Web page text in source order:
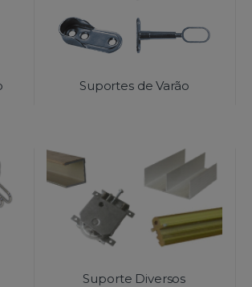
Suportes de Varão
Suporte Diversos